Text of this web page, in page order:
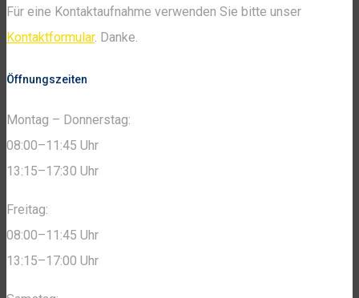
Für eine Kontaktaufnahme verwenden Sie bitte unser
Kontaktformular. Danke.
Öffnungszeiten
Montag – Donnerstag:
08:00–11:45 Uhr
13:15–17:30 Uhr
Freitag:
08:00–11:45 Uhr
13:15–17:00 Uhr